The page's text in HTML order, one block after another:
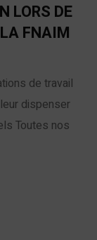
LORS DE
FNAIM
de travail
dispenser
Toutes nos